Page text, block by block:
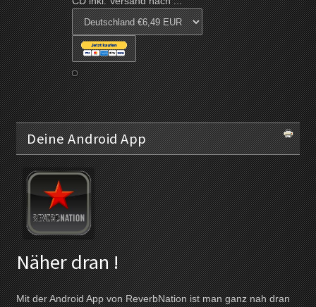
Deine Android App
Näher dran !
Mit der Android App von ReverbNation ist man ganz nah dran